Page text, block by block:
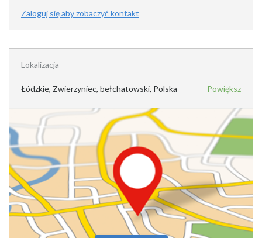
Zaloguj się aby zobaczyć kontakt
Lokalizacja
Łódzkie, Zwierzyniec, bełchatowski, Polska Powiększ